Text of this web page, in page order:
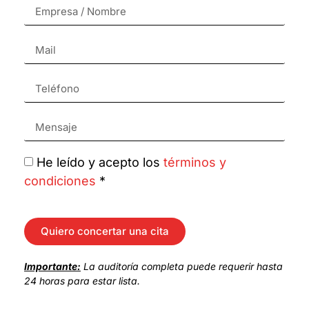
He leído y acepto los términos y
condiciones *
Quiero concertar una cita
Importante: La auditoría completa puede requerir hasta
24 horas para estar lista.